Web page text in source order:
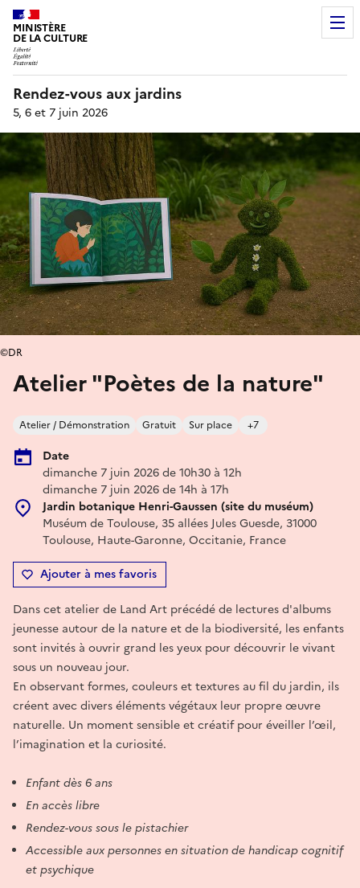
MINISTÈRE
DE LA CULTURE
Rendez-vous aux jardins
5, 6 et 7 juin 2026
Atelier "Poètes de la nature"
Atelier / Démonstration Gratuit Sur place +7
Date
dimanche 7 juin 2026 de 10h30 à 12h
dimanche 7 juin 2026 de 14h à 17h
Jardin botanique Henri-Gaussen (site du muséum)
Muséum de Toulouse, 35 allées Jules Guesde, 31000
Toulouse, Haute-Garonne, Occitanie, France
Ajouter à mes favoris
©DR
Dans cet atelier de Land Art précédé de lectures d'albums
jeunesse autour de la nature et de la biodiversité, les enfants
sont invités à ouvrir grand les yeux pour découvrir le vivant
sous un nouveau jour.
En observant formes, couleurs et textures au fil du jardin, ils
créent avec divers éléments végétaux leur propre œuvre
naturelle. Un moment sensible et créatif pour éveiller l’œil,
l’imagination et la curiosité.
Enfant dès 6 ans
En accès libre
Rendez-vous sous le pistachier
Accessible aux personnes en situation de handicap cognitif
et psychique